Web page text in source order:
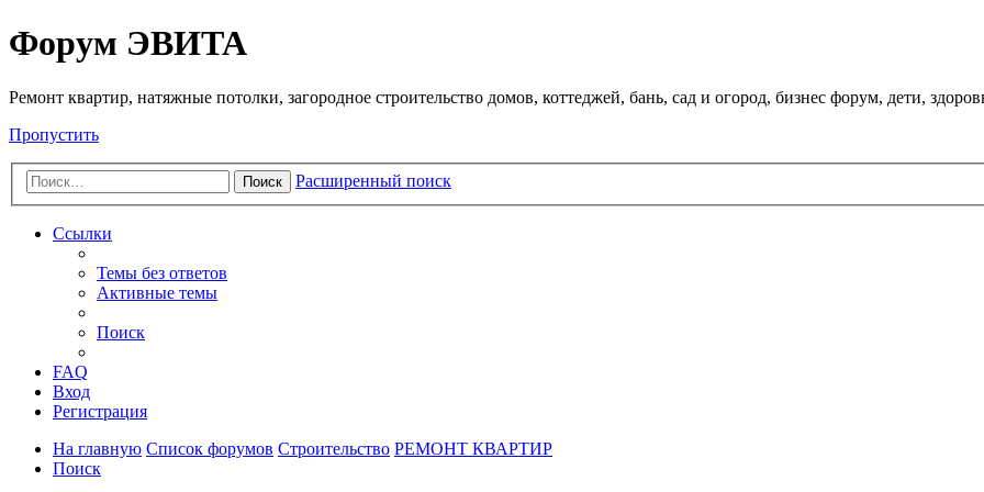
Регистрация
Форум ЭВИТА
Ремонт квартир, натяжные потолки, загородное строительство домов, коттеджей, бань, сад и огород, бизнес форум, дети,
Пропустить
Поиск Расширенный поиск
Ссылки
Темы без ответов
Активные темы
Поиск
FAQ
Вход
Регистрация
На главную Список форумов Строительство РЕМОНТ КВАРТИР
Поиск